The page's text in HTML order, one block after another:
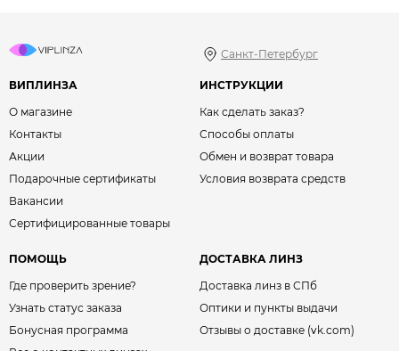
Санкт-Петербург
ВИПЛИНЗА
О магазине
Контакты
Акции
Подарочные сертификаты
Вакансии
Сертифицированные товары
ИНСТРУКЦИИ
Как сделать заказ?
Способы оплаты
Обмен и возврат товара
Условия возврата средств
ПОМОЩЬ
Где проверить зрение?
Узнать статус заказа
Бонусная программа
ДОСТАВКА ЛИНЗ
Доставка линз в СПб
Оптики и пункты выдачи
Отзывы о доставке (vk.com)